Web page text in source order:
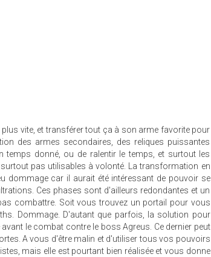
vite, et transférer tout ça à son arme favorite pour
des armes secondaires, des reliques puissantes
temps donné, ou de ralentir le temps, et surtout les
pas utilisables à volonté. La transformation en
dommage car il aurait été intéressant de pouvoir se
Ces phases sont d'ailleurs redondantes et un
combattre. Soit vous trouvez un portail pour vous
Dommage. D'autant que parfois, la solution pour
le combat contre le boss Agreus. Ce dernier peut
A vous d'être malin et d'utiliser tous vos pouvoirs
mais elle est pourtant bien réalisée et vous donne